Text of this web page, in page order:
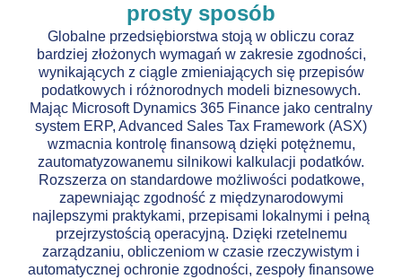
prosty sposób
Globalne przedsiębiorstwa stoją w obliczu coraz
bardziej złożonych wymagań w zakresie zgodności,
wynikających z ciągle zmieniających się przepisów
podatkowych i różnorodnych modeli biznesowych.
Mając Microsoft Dynamics 365 Finance jako centralny
system ERP, Advanced Sales Tax Framework (ASX)
wzmacnia kontrolę finansową dzięki potężnemu,
zautomatyzowanemu silnikowi kalkulacji podatków.
Rozszerza on standardowe możliwości podatkowe,
zapewniając zgodność z międzynarodowymi
najlepszymi praktykami, przepisami lokalnymi i pełną
przejrzystością operacyjną. Dzięki rzetelnemu
zarządzaniu, obliczeniom w czasie rzeczywistym i
automatycznej ochronie zgodności, zespoły finansowe